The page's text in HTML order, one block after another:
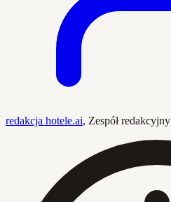
redakcja hotele.ai, Zespół redakcyjny